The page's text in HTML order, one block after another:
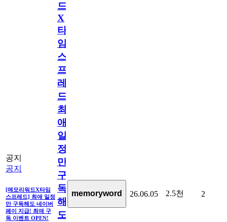
공지
공지
[메모리워드X타임
스프레드] 최애 일정
만 구독해도 네이버
페이 지급! 최애 구
독 이벤트 OPEN!
드
X
타
임
스
프
레
드]
최
애
일
정
만
구
독
해
도
memoryword 26.06.05 2.5천 2